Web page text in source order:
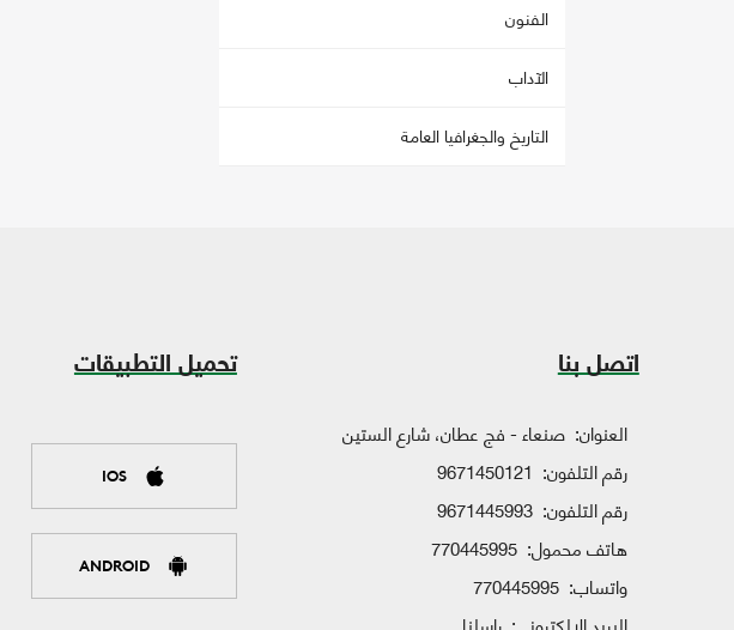
الفنون
الآداب
التاريخ والجغرافيا العامة
اتصل بنا
العنوان: صنعاء - فج عطان، شارع الستين
رقم التلفون: 9671450121
رقم التلفون: 9671445993
هاتف محمول: 770445995
واتساب: 770445995
تحميل التطبيقات
IOS
ANDROID